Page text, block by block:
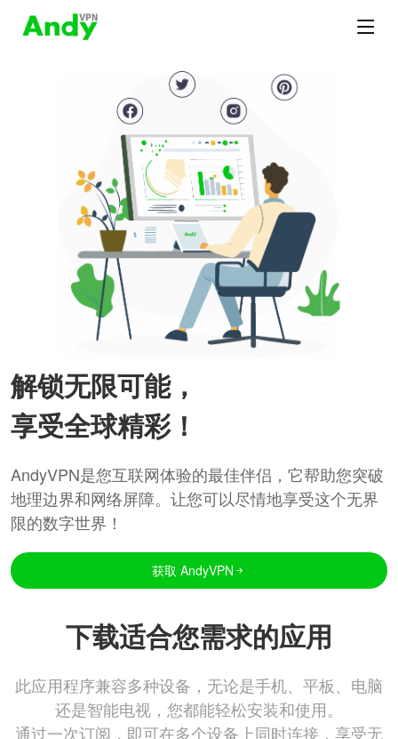
解锁无限可能，
享受全球精彩！
AndyVPN是您互联网体验的最佳伴侣，它帮助您突破
地理边界和网络屏障。让您可以尽情地享受这个无界
限的数字世界！
获取 AndyVPN
下载适合您需求的应用
此应用程序兼容多种设备，无论是手机、平板、电脑
还是智能电视，您都能轻松安装和使用。
通过一次订阅，即可在多个设备上同时连接，享受无